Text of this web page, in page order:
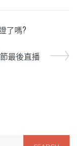
了嗎?
最後直播